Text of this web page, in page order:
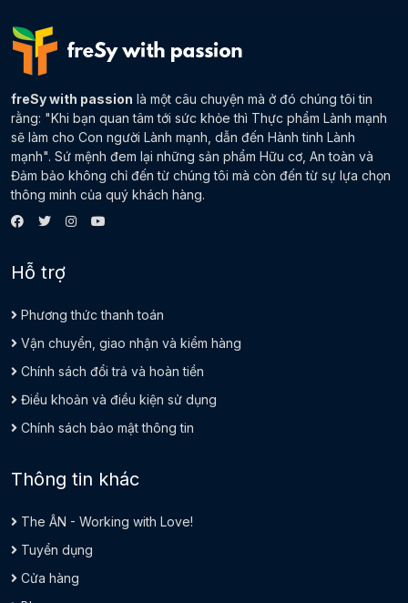
freSy with passion là một câu chuyện mà ở đó chúng tôi tin
rằng: "Khi bạn quan tâm tới sức khỏe thì Thực phẩm Lành mạnh
sẽ làm cho Con người Lành mạnh, dẫn đến Hành tinh Lành
mạnh". Sứ mệnh đem lại những sản phẩm Hữu cơ, An toàn và
Đảm bảo không chỉ đến từ chúng tôi mà còn đến từ sự lựa chọn
thông minh của quý khách hàng.
Hỗ trợ
Phương thức thanh toán
Vận chuyển, giao nhận và kiểm hàng
Chính sách đổi trả và hoàn tiền
Điều khoản và điều kiện sử dụng
Chính sách bảo mật thông tin
Thông tin khác
The ÂN - Working with Love!
Tuyển dụng
Cửa hàng